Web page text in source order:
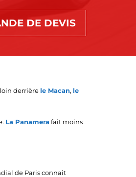
DE DEVIS
derrière le Macan, le
La Panamerafait moins
de Paris connaît